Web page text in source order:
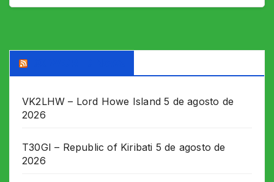
VK2LHW – Lord Howe Island 5 de agosto de
2026
T30GI – Republic of Kiribati 5 de agosto de
2026